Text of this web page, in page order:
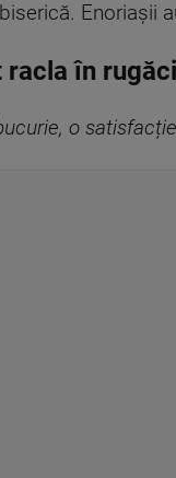
Enoriașii
în
o